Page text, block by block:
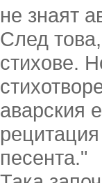
не знаят
След
стихове.
аварския
песента."